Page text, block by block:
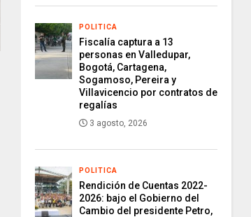
POLITICA
Fiscalía captura a 13
personas en Valledupar,
Bogotá, Cartagena,
Sogamoso, Pereira y
Villavicencio por contratos de
regalías
3 agosto, 2026
POLITICA
Rendición de Cuentas 2022-
2026: bajo el Gobierno del
Cambio del presidente Petro,